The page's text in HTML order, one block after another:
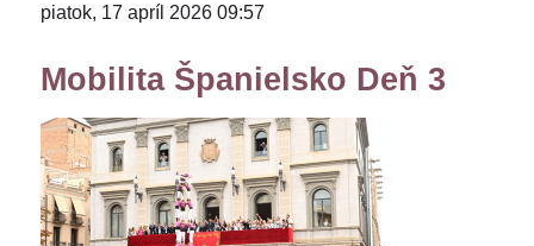
piatok, 17 apríl 2026 09:57
Mobilita Španielsko Deň 3